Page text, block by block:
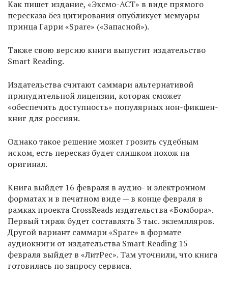
Как пишет издание, «Эксмо-АСТ» в виде прямого
пересказа без цитирования опубликует мемуары
принца Гарри «Spare» («Запасной»).
Также свою версию книги выпустит издательство
Smart Reading.
Издательства считают саммари альтернативой
принудительной лицензии, которая сможет
«обеспечить доступность» популярных нон-фикшен-
книг для россиян.
Однако такое решение может грозить судебным
иском, есть пересказ будет слишком похож на
оригинал.
Книга выйдет 16 февраля в аудио- и электронном
форматах и в печатном виде — в конце февраля в
рамках проекта CrossReads издательства «Бомбора».
Первый тираж будет составлять 3 тыс. экземпляров.
Другой вариант саммари «Spare» в формате
аудиокниги от издательства Smart Reading 15
февраля выйдет в «ЛитРес». Там уточнили, что книга
готовилась по запросу сервиса.